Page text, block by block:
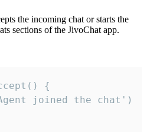
the incoming chat or starts the
sections of the JivoChat app.
{